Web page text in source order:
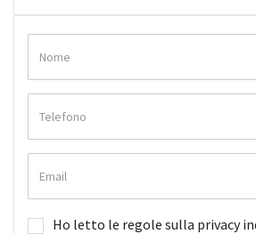
Ho letto le regole sulla privacy